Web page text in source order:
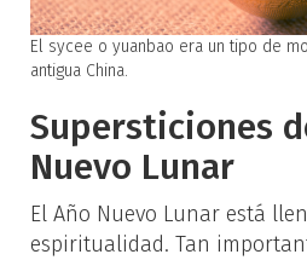
El sycee o yuanbao era un tipo de
antigua China.
Supersticiones
Nuevo Lunar
El Año Nuevo Lunar está
espiritualidad. Tan